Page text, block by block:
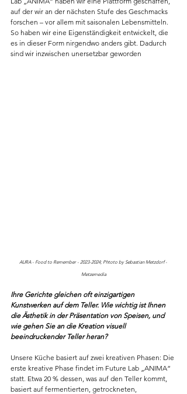
auf der wir an der nächsten Stufe des Geschmacks
forschen – vor allem mit saisonalen Lebensmitteln.
So haben wir eine Eigenständigkeit entwickelt, die
es in dieser Form nirgendwo anders gibt. Dadurch
sind wir inzwischen unersetzbar geworden
AURA - Food to Remember - 2023-2024; Phtoto by Sebastian Metzdorf -
Metzemedia
Ihre Gerichte gleichen oft einzigartigen
Kunstwerken auf dem Teller. Wie wichtig ist Ihnen
die Ästhetik in der Präsentation von Speisen, und
wie gehen Sie an die Kreation visuell
beeindruckender Teller heran?
Unsere Küche basiert auf zwei kreativen Phasen: Die
erste kreative Phase findet im Future Lab „ANIMA“
statt. Etwa 20 % dessen, was auf den Teller kommt,
basiert auf fermentierten, getrockneten,